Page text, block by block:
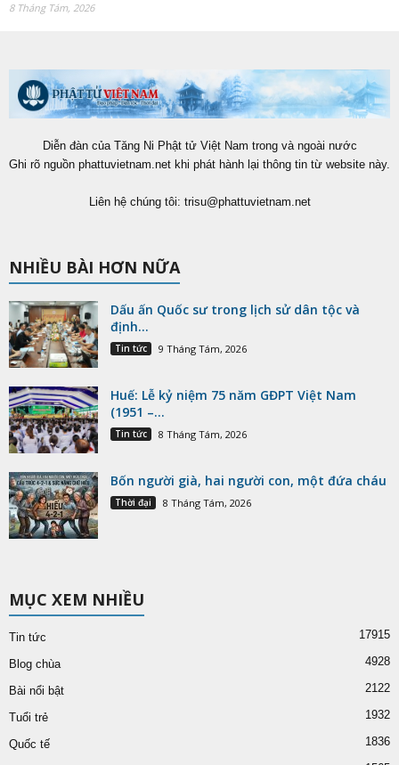
8 Tháng Tám, 2026
Diễn đàn của Tăng Ni Phật tử Việt Nam trong và ngoài nước
Ghi rõ nguồn phattuvietnam.net khi phát hành lại thông tin từ website này.
Liên hệ chúng tôi: trisu@phattuvietnam.net
NHIỀU BÀI HƠN NỮA
Dấu ấn Quốc sư trong lịch sử dân tộc và
định...
Tin tức 9 Tháng Tám, 2026
Huế: Lễ kỷ niệm 75 năm GĐPT Việt Nam
(1951 –...
Tin tức 8 Tháng Tám, 2026
Bốn người già, hai người con, một đứa cháu
Thời đại 8 Tháng Tám, 2026
MỤC XEM NHIỀU
Tin tức 17915
Blog chùa 4928
Bài nổi bật 2122
Tuổi trẻ 1932
Quốc tế 1836